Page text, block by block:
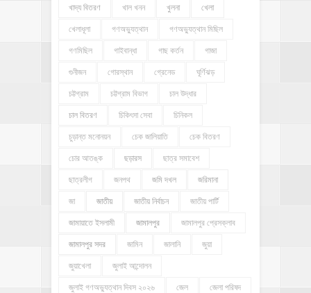
খাদ্য বিতরণ খাল খনন খুলনা খেলা
খেলাধূলা গণঅভ্যুত্থান গণঅভ্যুত্থান মিছিল
গণমিছিল গাইবান্ধা গাছ কর্তন গাজা
গুনীজন গোরস্থান গ্রেনেড ঘূর্ণিঝড়
চট্টগ্রাম চট্টগ্রাম বিভাগ চাল উদ্ধার
চাল বিতরণ চিকিৎসা সেবা চিনিকল
চুড়ান্ত মনোনয়ন চেক জালিয়াতি চেক বিতরণ
চোর আতঙ্ক ছড়ারস ছাত্র সমাবেশ
ছাত্রলীগ জনপথ জমি দখল জরিমানা
জা জাতীয় জাতীয় নির্বাচন জাতীয় পার্টি
জামায়াতে ইসলামী জামালপুর জামালপুর প্রেসক্লাব
জামালপুর সদর জামিন জালানি জুয়া
জুয়াখেলা জুলাই আন্দোলন
জুলাই গণঅভ্যুত্থান দিবস ২০২৬ জেল জেলা পরিষদ